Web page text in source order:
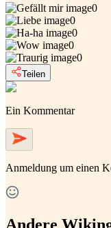
0
0
0
0
0
Teilen
Ein Kommentar
Anmeldung um einen
Andere